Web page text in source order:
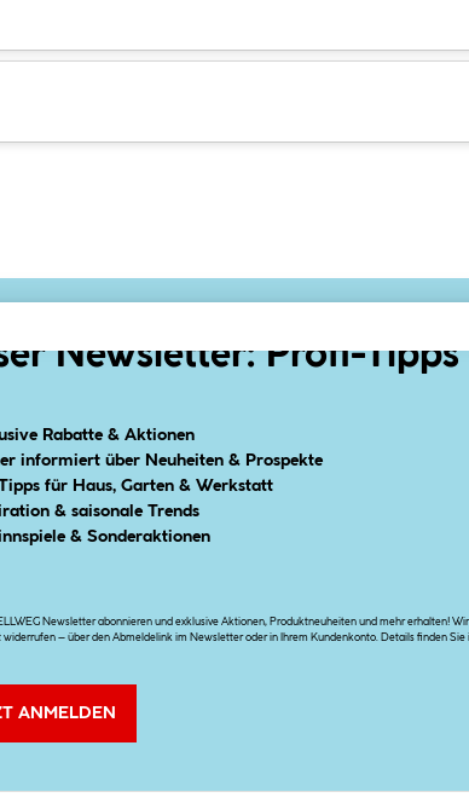
Newsletter: Profi-
Rabatte & Aktionen
informiert über Neuheiten & Prospekte
für Haus, Garten & Werkstatt
& saisonale Trends
& Sonderaktionen
Newsletter abonnieren und exklusive Aktionen, Produktneuheiten und mehr erhalten!
widerrufen – über den Abmeldelink im Newsletter oder in Ihrem Kundenkonto. Details finden Sie
ANMELDEN